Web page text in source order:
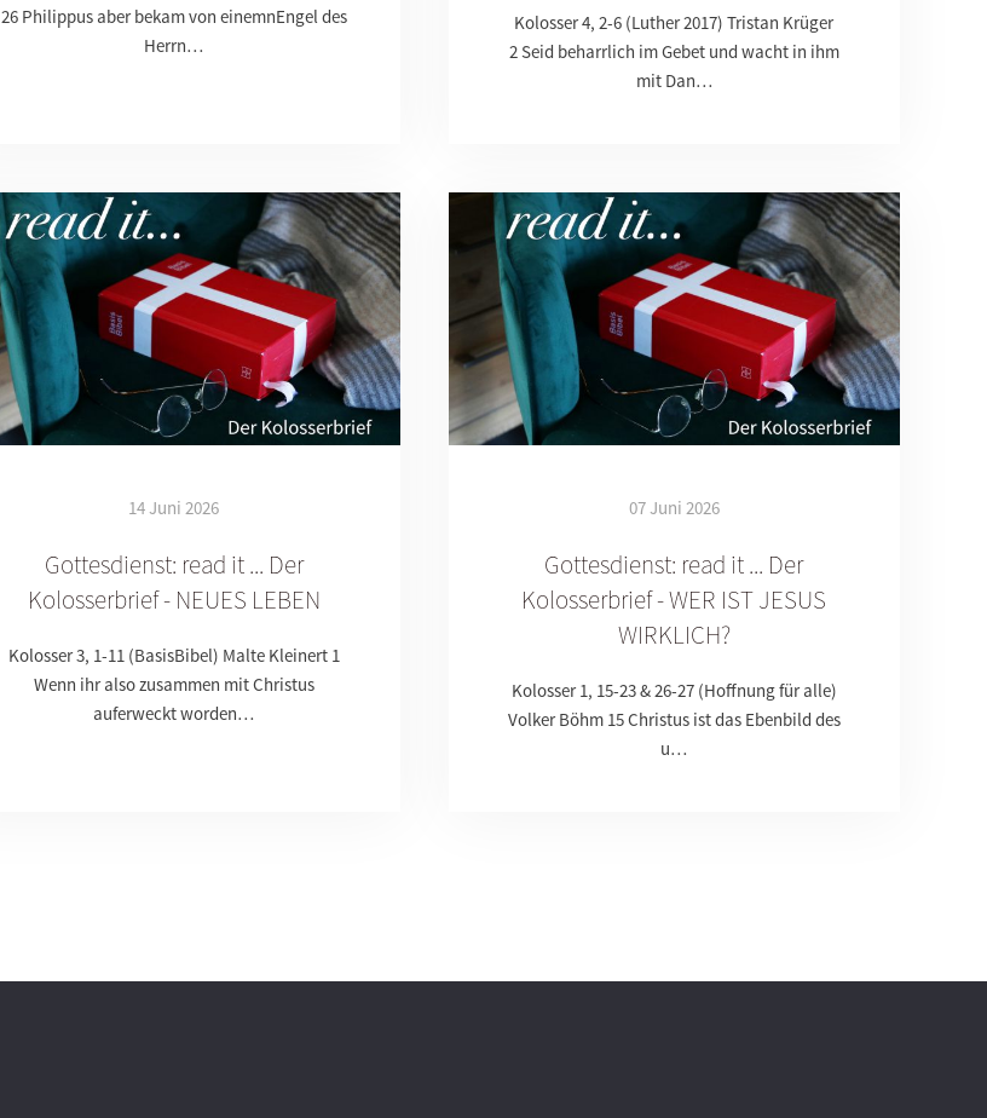
26 Philippus aber bekam von einemnEngel des
Herrn…
Kolosser 4, 2-6 (Luther 2017) Tristan Krüger
2 Seid beharrlich im Gebet und wacht in ihm
mit Dan…
14 Juni 2026
Gottesdienst: read it ... Der
Kolosserbrief - NEUES LEBEN
Kolosser 3, 1-11 (BasisBibel) Malte Kleinert 1
Wenn ihr also zusammen mit Christus
auferweckt worden…
07 Juni 2026
Gottesdienst: read it ... Der
Kolosserbrief - WER IST JESUS
WIRKLICH?
Kolosser 1, 15-23 & 26-27 (Hoffnung für alle)
Volker Böhm 15 Christus ist das Ebenbild des
u…